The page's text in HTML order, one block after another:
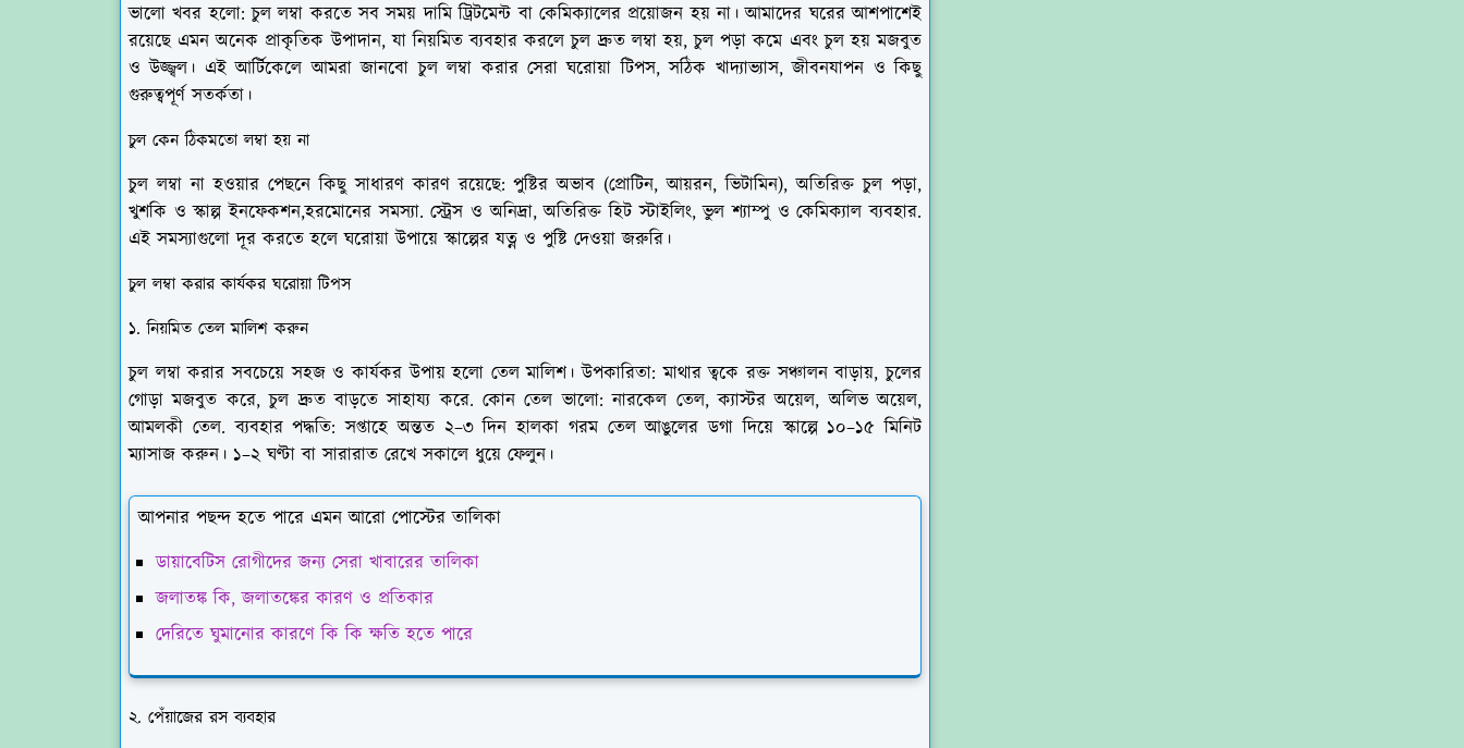
ভালো খবর হলো: চুল লম্বা করতে সব সময় দামি ট্রিটমেন্ট বা কেমিক্যালের প্রয়োজন হয় না। আমাদের ঘরের আশপাশেই
রয়েছে এমন অনেক প্রাকৃতিক উপাদান, যা নিয়মিত ব্যবহার করলে চুল দ্রুত লম্বা হয়, চুল পড়া কমে এবং চুল হয় মজবুত
ও উজ্জ্বল। এই আর্টিকেলে আমরা জানবো চুল লম্বা করার সেরা ঘরোয়া টিপস, সঠিক খাদ্যাভ্যাস, জীবনযাপন ও কিছু
গুরুত্বপূর্ণ সতর্কতা।
চুল কেন ঠিকমতো লম্বা হয় না
চুল লম্বা না হওয়ার পেছনে কিছু সাধারণ কারণ রয়েছে: পুষ্টির অভাব (প্রোটিন, আয়রন, ভিটামিন), অতিরিক্ত চুল পড়া,
খুশকি ও স্কাল্প ইনফেকশন,হরমোনের সমস্যা. স্ট্রেস ও অনিদ্রা, অতিরিক্ত হিট স্টাইলিং, ভুল শ্যাম্পু ও কেমিক্যাল ব্যবহার.
এই সমস্যাগুলো দূর করতে হলে ঘরোয়া উপায়ে স্কাল্পের যত্ন ও পুষ্টি দেওয়া জরুরি।
চুল লম্বা করার কার্যকর ঘরোয়া টিপস
১. নিয়মিত তেল মালিশ করুন
চুল লম্বা করার সবচেয়ে সহজ ও কার্যকর উপায় হলো তেল মালিশ। উপকারিতা: মাথার ত্বকে রক্ত সঞ্চালন বাড়ায়, চুলের
গোড়া মজবুত করে, চুল দ্রুত বাড়তে সাহায্য করে. কোন তেল ভালো: নারকেল তেল, ক্যাস্টর অয়েল, অলিভ অয়েল,
আমলকী তেল. ব্যবহার পদ্ধতি: সপ্তাহে অন্তত ২–৩ দিন হালকা গরম তেল আঙুলের ডগা দিয়ে স্কাল্পে ১০–১৫ মিনিট
ম্যাসাজ করুন। ১–২ ঘণ্টা বা সারারাত রেখে সকালে ধুয়ে ফেলুন।
আপনার পছন্দ হতে পারে এমন আরো পোস্টের তালিকা
ডায়াবেটিস রোগীদের জন্য সেরা খাবারের তালিকা
জলাতঙ্ক কি, জলাতঙ্কের কারণ ও প্রতিকার
দেরিতে ঘুমানোর কারণে কি কি ক্ষতি হতে পারে
২. পেঁয়াজের রস ব্যবহার